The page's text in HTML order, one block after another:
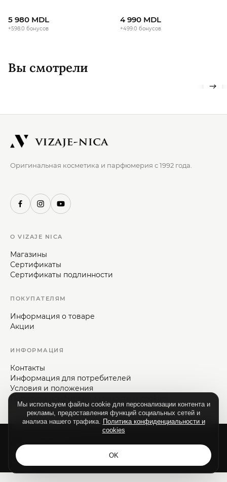
5 980 MDL
+598.0 бонусов
4 990 MDL
+499.0 бонусов
Вы смотрели
Оригинальная косметика и парфюмерия с 1992 года.
О VIZAJE NICA
Магазины
Сертификаты
Сертификаты подлинности
ПОКУПАТЕЛЯМ
Информация о товаре
Акции
ИНФОРМАЦИЯ
Контакты
Информация для потребителей
Условия и положения
Все права защищены.
Мы используем файлы cookie для персонализации контента и
рекламы, предоставления функций социальных сетей и
анализа нашего трафика. Политика конфиденциальности и
cookies
OK